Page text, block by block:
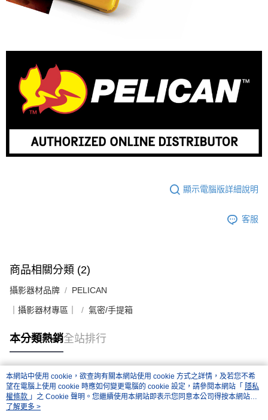
顯示電腦版詳細說明
客服
商品相關分類 (2)
攝影器材品牌 PELICAN
｜攝影器材專區｜ 氣密/手提箱
本分類熱銷全站排行
熱門標籤
本網站中使用 cookie，欲查詢有關本網站使用 cookie 方式之詳情，及若您不希
望在電腦上使用 cookie 時應如何變更電腦的 cookie 設定，請參閱本網站「 隱私
權條款 」之 Cookie 聲明。您繼續使用本網站即表示您同意本公司得按本網站使
用條款之 Cookie 聲明使用 cookie。
了解更多 >